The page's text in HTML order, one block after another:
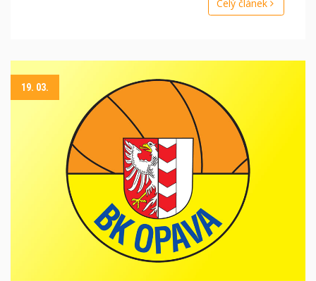
Celý článek
19. 03.